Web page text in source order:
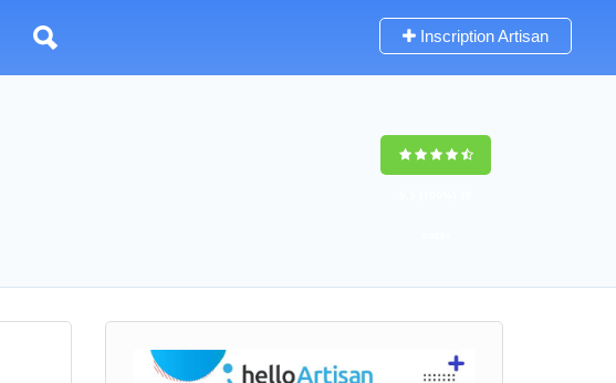
Inscription Artisan